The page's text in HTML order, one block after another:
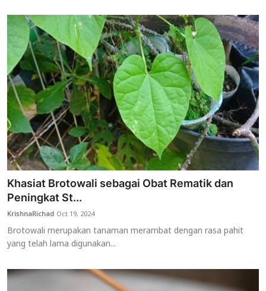
Khasiat Brotowali sebagai Obat Rematik dan
Peningkat St...
KrishnaRichad Oct 19, 2024
Brotowali merupakan tanaman merambat dengan rasa pahit
yang telah lama digunakan...